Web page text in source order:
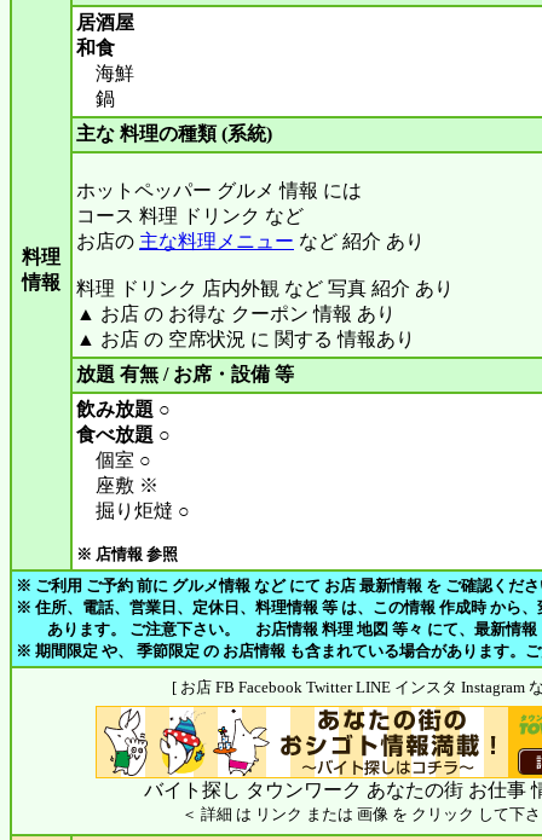
料理
情報
居酒屋
和食
海鮮
鍋
主な 料理の種類 (系統)
ホットペッパー グルメ 情報 には
コース 料理 ドリンク など
お店の 主な料理メニュー など 紹介 あり
料理 ドリンク 店内外観 など 写真 紹介 あり
▲ お店 の お得な クーポン 情報 あり
▲ お店 の 空席状況 に 関する 情報あり
放題 有無 / お席・設備 等
飲み放題 ○
食べ放題 ○
個室 ○
座敷 ※
掘り炬燵 ○
※ 店情報 参照
※ ご利用 ご予約 前に グルメ情報 など にて お店 最新情報 を ご確認くだ
※ 住所、電話、営業日、定休日、料理情報 等 は、この情報 作成時 から
あります。 ご注意下さい。 お店情報 料理 地図 等々 にて、最新情報
※ 期間限定 や、 季節限定 の お店情報 も含まれている場合があります。
[ お店 FB Facebook Twitter LINE インスタ Instagram
バイト探し タウンワーク あなたの街 お仕事
＜ 詳細 は リンク または 画像 を クリック して下